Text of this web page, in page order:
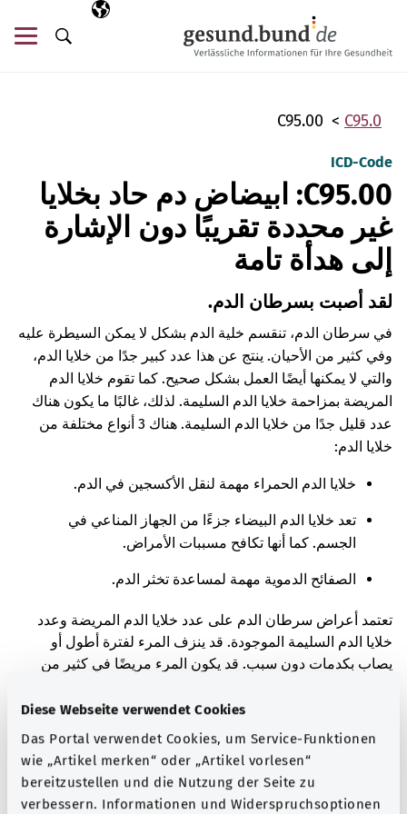
Diese Webseite verwendet Cookies
Das Portal verwendet Cookies, um Service-Funktionen
wie „Artikel merken“ oder „Artikel vorlesen“
bereitzustellen und die Nutzung der Seite zu
verbessern. Informationen und Widerspruchsoptionen
اللغة المختارة
AR
البحث
C95.0
C95.00
ICD-Code
C95.00: ابيضاض دم حاد بخلايا
غير محددة تقريبًا دون الإشارة
إلى هدأة تامة
لقد أصبت بسرطان الدم.
في سرطان الدم، تنقسم خلية الدم بشكل لا يمكن السيطرة عليه
وفي كثير من الأحيان. ينتج عن هذا عدد كبير جدًا من خلايا الدم،
والتي لا يمكنها أيضًا العمل بشكل صحيح. كما تقوم خلايا الدم
المريضة بمزاحمة خلايا الدم السليمة. لذلك، غالبًا ما يكون هناك
عدد قليل جدًا من خلايا الدم السليمة. هناك 3 أنواع مختلفة من
خلايا الدم:
خلايا الدم الحمراء مهمة لنقل الأكسجين في الدم.
تعد خلايا الدم البيضاء جزءًا من الجهاز المناعي في
الجسم. كما أنها تكافح مسببات الأمراض.
الصفائح الدموية مهمة لمساعدة تخثر الدم.
تعتمد أعراض سرطان الدم على عدد خلايا الدم المريضة وعدد
خلايا الدم السليمة الموجودة. قد ينزف المرء لفترة أطول أو
يصاب بكدمات دون سبب. قد يكون المرء مريضًا في كثير من
هناك أنواع من سرطان الدم تسبب أعراضًا شديدة في وقت
قصير. هناك أيضًا أنواع من سرطان الدم يتم اكتشافها بالصدفة
وتسبب أعراضًا قليلة في البداية. في حالتك، تطور سرطان الدم
في وقت قصير. غالبًا ما تصاب بمرض خطير فجأة.